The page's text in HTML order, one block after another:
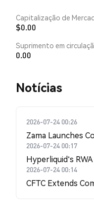
Capitalização de
$0.00
Suprimento em
0.00
​​Notícias​​
2026-07-24 00:26
Zama Launches
2026-07-24 00:17
Hyperliquid's
2026-07-24 00:14
CFTC Extends